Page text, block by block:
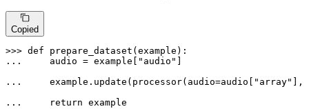
Copied
>>> def prepare_dataset ( example
...
    audio = example[
"audio"
...
    example.update(processor(audio=audio[
"array"
],
...
return example